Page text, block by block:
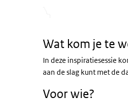
Wat kom je te
In deze inspiratiesessie
aan de slag kunt met de
Voor wie?